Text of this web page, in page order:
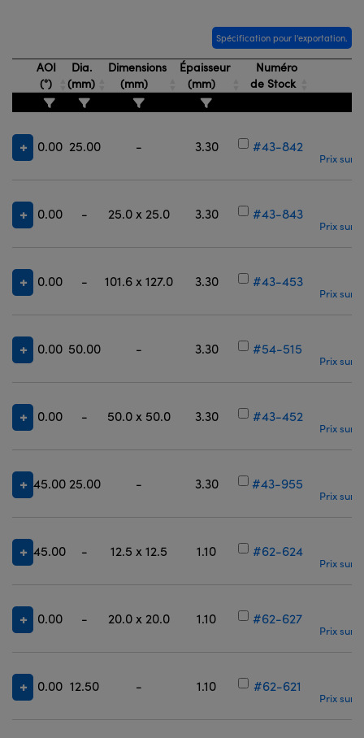
Spécification pour l'exportation.
AOI
(°)
Dia.
(mm)
Dimensions
(mm)
Épaisseur
(mm)
Numéro
de Stock
0.00 25.00 - 3.30 #43-842
Prix sur
0.00 - 25.0 x 25.0 3.30 #43-843
Prix sur
0.00 - 101.6 x 127.0 3.30 #43-453
Prix sur
0.00 50.00 - 3.30 #54-515
Prix sur
0.00 - 50.0 x 50.0 3.30 #43-452
Prix sur
45.00 25.00 - 3.30 #43-955
Prix sur
45.00 - 12.5 x 12.5 1.10 #62-624
Prix sur
0.00 - 20.0 x 20.0 1.10 #62-627
Prix sur
0.00 12.50 - 1.10 #62-621
Prix sur